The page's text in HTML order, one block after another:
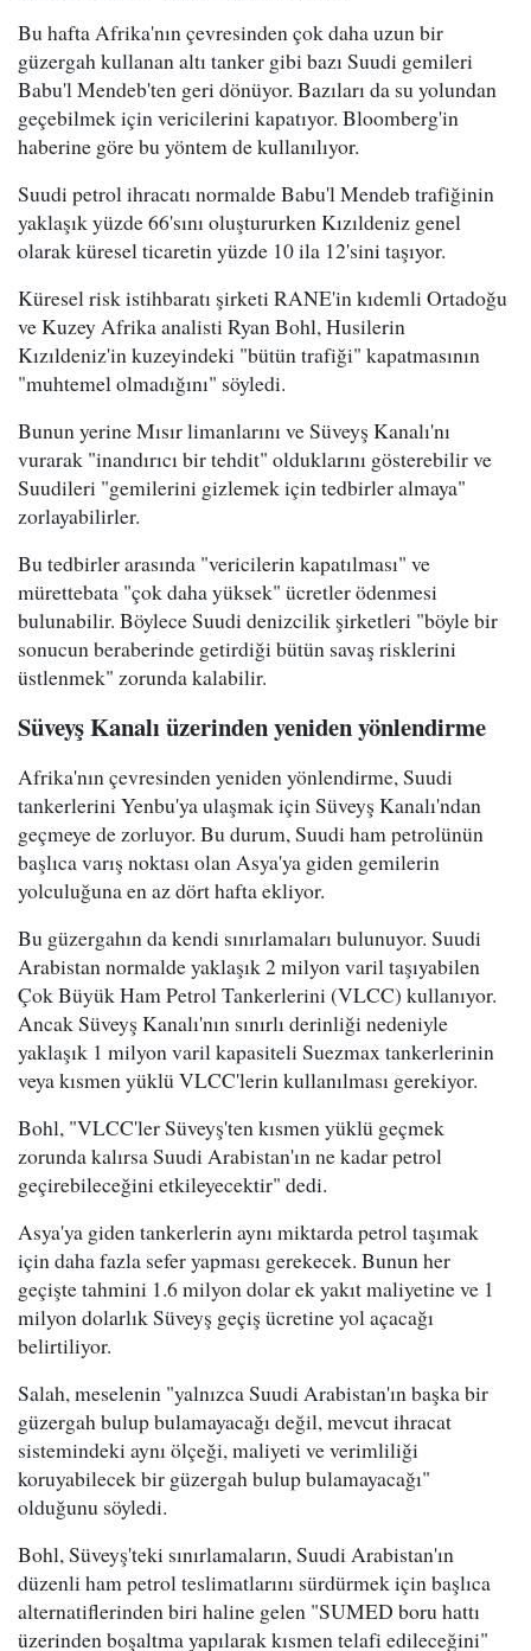
Bu hafta Afrika'nın çevresinden çok daha uzun bir
güzergah kullanan altı tanker gibi bazı Suudi gemileri
Babu'l Mendeb'ten geri dönüyor. Bazıları da su yolundan
geçebilmek için vericilerini kapatıyor. Bloomberg'in
haberine göre bu yöntem de kullanılıyor.
Suudi petrol ihracatı normalde Babu'l Mendeb trafiğinin
yaklaşık yüzde 66'sını oluştururken Kızıldeniz genel
olarak küresel ticaretin yüzde 10 ila 12'sini taşıyor.
Küresel risk istihbaratı şirketi RANE'in kıdemli Ortadoğu
ve Kuzey Afrika analisti Ryan Bohl, Husilerin
Kızıldeniz'in kuzeyindeki "bütün trafiği" kapatmasının
"muhtemel olmadığını" söyledi.
Bunun yerine Mısır limanlarını ve Süveyş Kanalı'nı
vurarak "inandırıcı bir tehdit" olduklarını gösterebilir ve
Suudileri "gemilerini gizlemek için tedbirler almaya"
zorlayabilirler.
Bu tedbirler arasında "vericilerin kapatılması" ve
mürettebata "çok daha yüksek" ücretler ödenmesi
bulunabilir. Böylece Suudi denizcilik şirketleri "böyle bir
sonucun beraberinde getirdiği bütün savaş risklerini
üstlenmek" zorunda kalabilir.
Süveyş Kanalı üzerinden yeniden yönlendirme
Afrika'nın çevresinden yeniden yönlendirme, Suudi
tankerlerini Yenbu'ya ulaşmak için Süveyş Kanalı'ndan
geçmeye de zorluyor. Bu durum, Suudi ham petrolünün
başlıca varış noktası olan Asya'ya giden gemilerin
yolculuğuna en az dört hafta ekliyor.
Bu güzergahın da kendi sınırlamaları bulunuyor. Suudi
Arabistan normalde yaklaşık 2 milyon varil taşıyabilen
Çok Büyük Ham Petrol Tankerlerini (VLCC) kullanıyor.
Ancak Süveyş Kanalı'nın sınırlı derinliği nedeniyle
yaklaşık 1 milyon varil kapasiteli Suezmax tankerlerinin
veya kısmen yüklü VLCC'lerin kullanılması gerekiyor.
Bohl, "VLCC'ler Süveyş'ten kısmen yüklü geçmek
zorunda kalırsa Suudi Arabistan'ın ne kadar petrol
geçirebileceğini etkileyecektir" dedi.
Asya'ya giden tankerlerin aynı miktarda petrol taşımak
için daha fazla sefer yapması gerekecek. Bunun her
geçişte tahmini 1.6 milyon dolar ek yakıt maliyetine ve 1
milyon dolarlık Süveyş geçiş ücretine yol açacağı
belirtiliyor.
Salah, meselenin "yalnızca Suudi Arabistan'ın başka bir
güzergah bulup bulamayacağı değil, mevcut ihracat
sistemindeki aynı ölçeği, maliyeti ve verimliliği
koruyabilecek bir güzergah bulup bulamayacağı"
olduğunu söyledi.
Bohl, Süveyş'teki sınırlamaların, Suudi Arabistan'ın
düzenli ham petrol teslimatlarını sürdürmek için başlıca
alternatiflerinden biri haline gelen "SUMED boru hattı
üzerinden boşaltma yapılarak kısmen telafi edileceğini"